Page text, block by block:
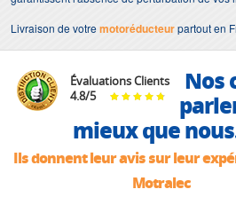
Livraison de votremotoréducteurpartout en
Évaluations Clients
4.8/5
Nos
mieux que
Ils donnent leur avis sur leur
Motralec